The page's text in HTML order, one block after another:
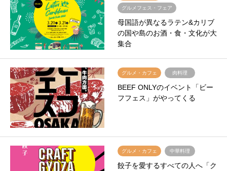
グルメフェス・フェア
母国語が異なるラテン&カリブ
の国や島のお酒・食・文化が大
集合
グルメ・カフェ 肉料理
BEEF ONLYのイベント「ビー
フフェス」がやってくる
グルメ・カフェ 中華料理
餃子を愛するすべての人へ「ク